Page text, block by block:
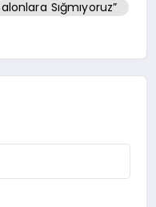
Sığmıyoruz”